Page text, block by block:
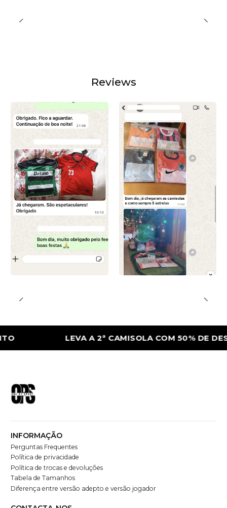
Reviews
LEVA A 2ª CAMISOLA COM 50% DE
INFORMAÇÃO
Perguntas Frequentes
Política de privacidade
Política de trocas e devoluções
Tabela de Tamanhos
Diferença entre versão adepto e versão jogador